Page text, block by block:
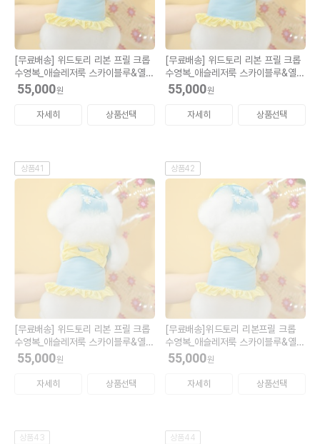
[무료배송] 위드토리 리본 프릴 크롭
수영복_애슬레저룩 스카이블루&옐로
우 M (모자 M)
55,000원
자세히 상품선택
[무료배송] 위드토리 리본 프릴 크롭
수영복_애슬레저룩 스카이블루&옐로
우 L (모자 M)
55,000원
자세히 상품선택
상품41
[무료배송] 위드토리 리본 프릴 크롭
수영복_애슬레저룩 스카이블루&옐로
우 XL (모자 M)
55,000원
자세히 상품선택
상품42
[무료배송]위드토리 리본프릴 크롭
수영복_애슬레저룩 스카이블루&옐로
우 2XL (모자 M)
55,000원
자세히 상품선택
상품43 상품44